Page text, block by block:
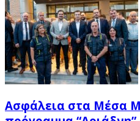
Ασφάλεια στα Μέσα